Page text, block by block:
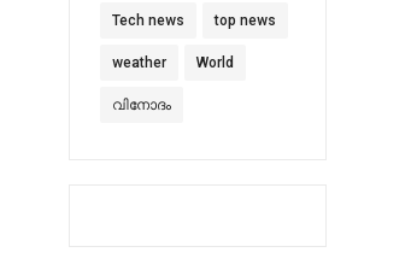
Tech news top news
weather World
വിനോദം